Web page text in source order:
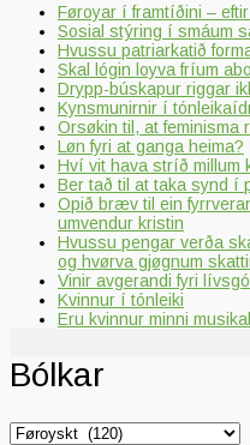
Føroyar í framtíðini –
Sosial stýring í smáum
Hvussu patriarkatið
Skal lógin loyva fríum
Drypp-búskapur riggar
Kynsmunirnir í
Orsøkin til, at feminisma
Løn fyri at ganga heima?
Hví vit hava stríð millum
Ber tað til at taka synd í
Opið bræv til ein
umvendur kristin
Hvussu pengar verða
og hvørva gjøgnum
Vinir avgerandi fyri
Kvinnur í tónleiki
Eru kvinnur minni
Bólkar
Bólkar